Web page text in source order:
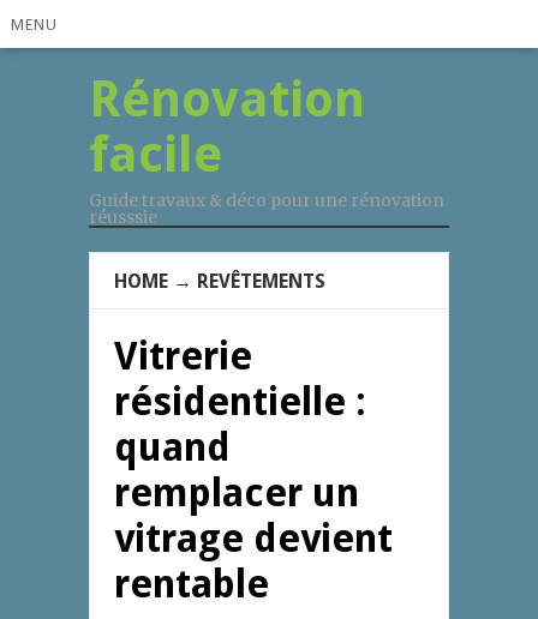
MENU
Rénovation
facile
Guide travaux & déco pour une rénovation
réusssie
HOME → REVÊTEMENTS
Vitrerie
résidentielle :
quand
remplacer un
vitrage devient
rentable